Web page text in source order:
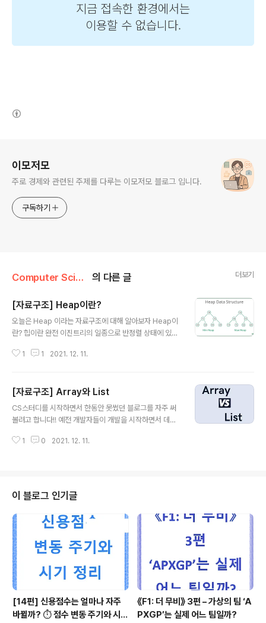
이모저모
주로 경제와 관련된 주제를 다루는 이모저모 블로그 입니다.
구독하기
Computer Science/자료구조 의 다른 글 더보기
[자료구조] Heap이란?
오늘은 Heap 이라는 자료구조에 대해 알아보자 Heap이
란? 힙이란 완전 이진트리의 일종으로 반정렬 상태에 있다!
최대값과 최소값을 빠르게 찾아낼 수 있도록 설계된 구조
를 위해 존재한다고 봐도 무방하다! 우선순위 큐 구현에도
여러가지 방법(Array,LinkedList,Heap)이 존재하는데
Heap으로 구현하는 것이 가장 효율적이기 때문에 보통 우
을까? 힙은 최대힙과 최소힙 두가지 종류가 있다. 그림으로
1 1 2021. 12. 11.
[자료구조] Array와 List
CS스터디를 시작하면서 한동안 못썼던 블로그를 자주 써
볼려고 합니다!! 예전 개발자들이 개발을 시작하면서 데이
가지 데이터가 모인 집합을 형성하게 되는데 먼저 Array
빠르게 값을 찾아낼때 유용하다.(원하는 데이터 한번에 접
근가능O(1)) 하지만 삽입과 삭제에는 취약하다. (해당 위치
에 접근하고O(1), shift O(n)해주는 작업까지 걸려 O(n)
이 걸린다.) 예를 들어 중간녀석을 삭제하려면 배열의 연속
성이 깨져 이후 뒤에것들을 모두 앞으로 땡겨줘야 한다. 그
렇다면 어떻게 저런 시..
1 0 2021. 12. 11.
이 블로그 인기글
[14편] 신용점수는 얼마나 자주
바뀔까? ⏱️ 점수 변동 주기와 시기
《F1: 더 무비》 3편 – 가상의 팀 ‘A
PXGP’는 실제 어느 팀일까?